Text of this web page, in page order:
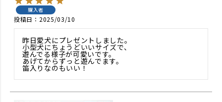
購入者
投稿日 2025/03/10
昨日愛犬にプレゼントしました。
小型犬にちょうどいいサイズで、
遊んでる様子が可愛いです。
あげてからずっと遊んでます。